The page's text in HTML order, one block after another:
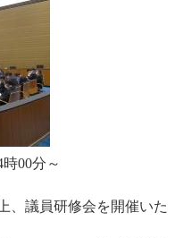
00分～
、議員研修会を開催いた